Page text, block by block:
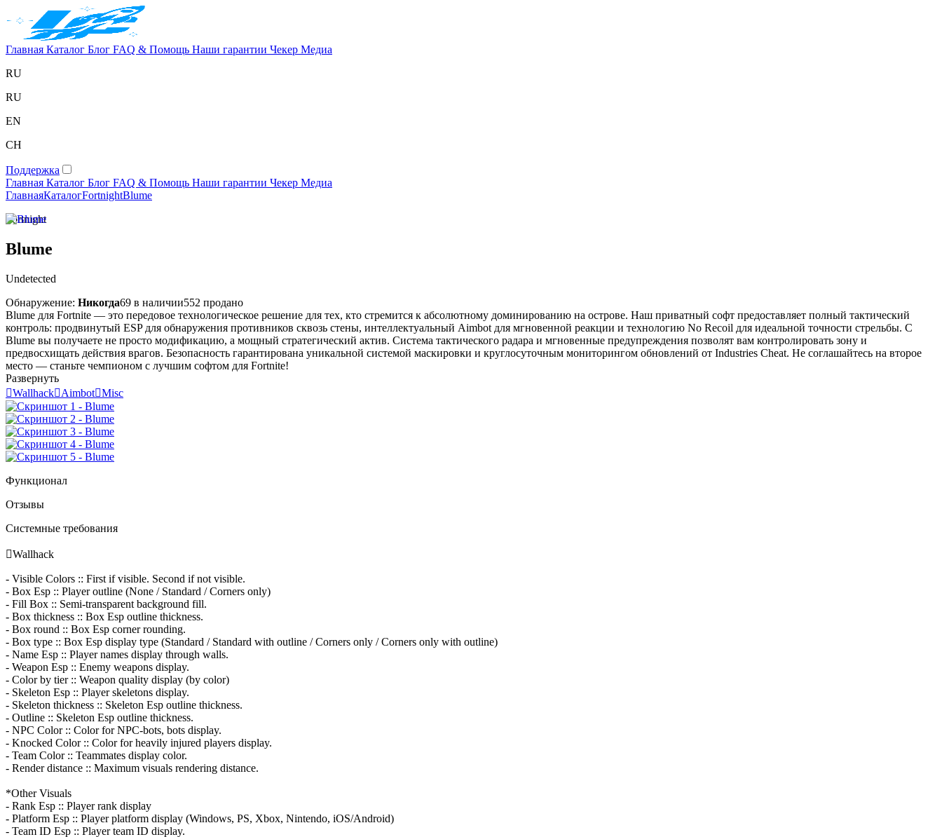
Главная Каталог Блог FAQ & Помощь Наши гарантии Чекер Медиа
RU
RU
EN
CH
Поддержка
Главная Каталог Блог FAQ & Помощь Наши гарантии Чекер Медиа
ГлавнаяКаталогFortnightBlume
Fortnight
Blume
Undetected
Обнаружение: Никогда69 в наличии552 продано
Blume для Fortnite — это передовое технологическое решение для тех, кто стремится к абсолютному доминированию на острове. Наш приватный софт предоставляет полный тактический
контроль: продвинутый ESP для обнаружения противников сквозь стены, интеллектуальный Aimbot для мгновенной реакции и технологию No Recoil для идеальной точности стрельбы. С
Blume вы получаете не просто модификацию, а мощный стратегический актив. Система тактического радара и мгновенные предупреждения позволят вам контролировать зону и
предвосхищать действия врагов. Безопасность гарантирована уникальной системой маскировки и круглосуточным мониторингом обновлений от Industries Cheat. Не соглашайтесь на второе
место — станьте чемпионом с лучшим софтом для Fortnite!
Развернуть
WallhackAimbotMisc
Функционал
Отзывы
Системные требования
Wallhack
- Visible Colors :: First if visible. Second if not visible.
- Box Esp :: Player outline (None / Standard / Corners only)
- Fill Box :: Semi-transparent background fill.
- Box thickness :: Box Esp outline thickness.
- Box round :: Box Esp corner rounding.
- Box type :: Box Esp display type (Standard / Standard with outline / Corners only / Corners only with outline)
- Name Esp :: Player names display through walls.
- Weapon Esp :: Enemy weapons display.
- Color by tier :: Weapon quality display (by color)
- Skeleton Esp :: Player skeletons display.
- Skeleton thickness :: Skeleton Esp outline thickness.
- Outline :: Skeleton Esp outline thickness.
- NPC Color :: Color for NPC-bots, bots display.
- Knocked Color :: Color for heavily injured players display.
- Team Color :: Teammates display color.
- Render distance :: Maximum visuals rendering distance.
*Other Visuals
- Rank Esp :: Player rank display
- Platform Esp :: Player platform display (Windows, PS, Xbox, Nintendo, iOS/Android)
- Team ID Esp :: Player team ID display.